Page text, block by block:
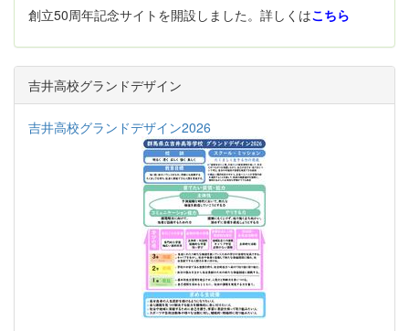
創立50周年記念サイトを開設しました。詳しくはこちら
吉井高校グランドデザイン
吉井高校グランドデザイン2026